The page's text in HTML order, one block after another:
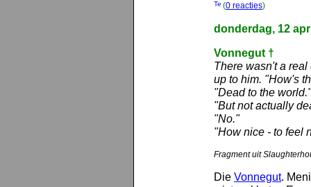
(0 reacties)
donderdag, 12
Vonnegut †
There wasn't a
up to him. "How's
"Dead to the world."
"But not actually
"No."
"How nice - to feel
Fragment uit
Die Vonnegut.